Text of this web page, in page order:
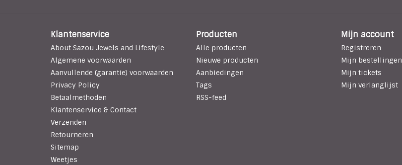
Klantenservice
About Sazou Jewels and Lifestyle
Algemene voorwaarden
Aanvullende (garantie) voorwaarden
Privacy Policy
Betaalmethoden
Klantenservice & Contact
Verzenden
Retourneren
Sitemap
Weetjes
Producten
Alle producten
Nieuwe producten
Aanbiedingen
Tags
RSS-feed
Mijn account
Registreren
Mijn bestellingen
Mijn tickets
Mijn verlanglijst